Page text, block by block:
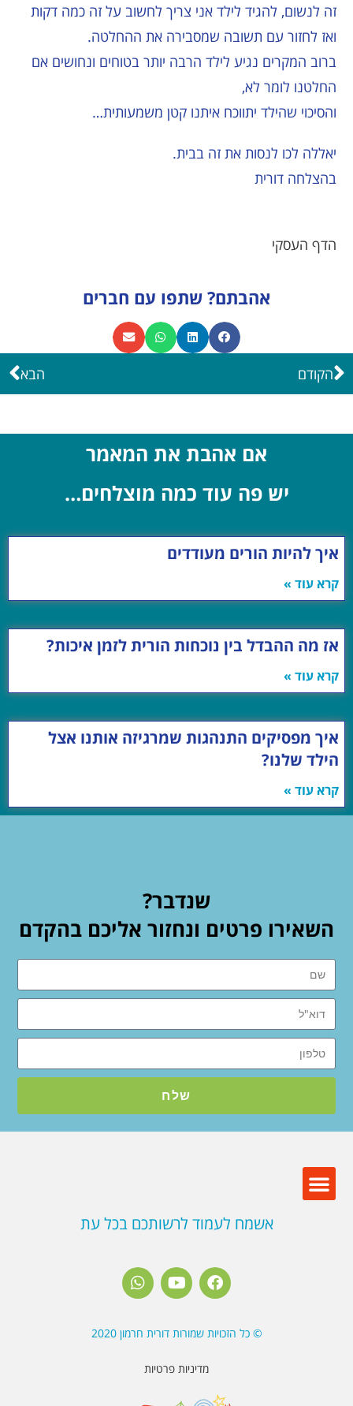
זה לנשום, להגיד לילד אני צריך לחשוב על זה כמה דקות
ואז לחזור עם תשובה שמסבירה את ההחלטה.
ברוב המקרים נגיע לילד הרבה יותר בטוחים ונחושים אם
החלטנו לומר לא,
והסיכוי שהילד יתווכח איתנו קטן משמעותית…
יאללה לכו לנסות את זה בבית.
בהצלחה דורית
הדף העסקי
אהבתם? שתפו עם חברים
הקודם הבא
אם אהבת את המאמר
יש פה עוד כמה מוצלחים…
איך להיות הורים מעודדים
קרא עוד »
אז מה ההבדל בין נוכחות הורית לזמן איכות?
קרא עוד »
איך מפסיקים התנהגות שמרגיזה אותנו אצל
הילד שלנו?
קרא עוד »
שנדבר?
השאירו פרטים ונחזור אליכם בהקדם
שלח
אשמח לעמוד לרשותכם בכל עת
© כל הזכויות שמורות דורית חרמון 2020
מדיניות פרטיות